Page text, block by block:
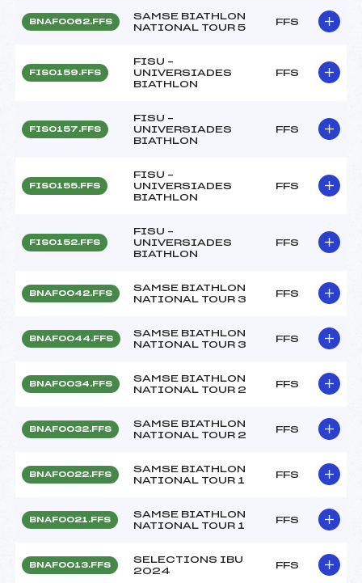
BNAF0062.FFS
SAMSE BIATHLON
NATIONAL TOUR 5
FFS
FIS0159.FFS
FISU –
UNIVERSIADES
BIATHLON
FFS
FIS0157.FFS
FISU –
UNIVERSIADES
BIATHLON
FFS
FIS0155.FFS
FISU –
UNIVERSIADES
BIATHLON
FFS
FIS0152.FFS
FISU –
UNIVERSIADES
BIATHLON
FFS
BNAF0042.FFS
SAMSE BIATHLON
NATIONAL TOUR 3
FFS
BNAF0044.FFS
SAMSE BIATHLON
NATIONAL TOUR 3
FFS
BNAF0034.FFS
SAMSE BIATHLON
NATIONAL TOUR 2
FFS
BNAF0032.FFS
SAMSE BIATHLON
NATIONAL TOUR 2
FFS
BNAF0022.FFS
SAMSE BIATHLON
NATIONAL TOUR 1
FFS
BNAF0021.FFS
SAMSE BIATHLON
NATIONAL TOUR 1
FFS
BNAF0013.FFS
SELECTIONS IBU
2024
FFS